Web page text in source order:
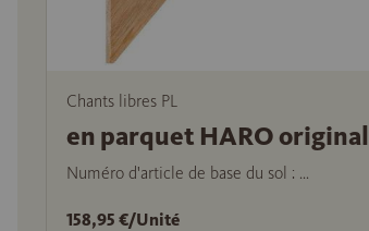
Chants libres PL
en parquet HARO original
Numéro d'article de base du sol : ...
158,95 €/Unité